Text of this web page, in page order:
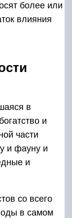
более или
влияния
в
и
части
и фауну и
и
со всего
в самом